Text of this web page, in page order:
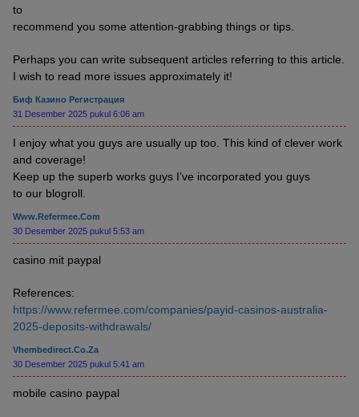
to
recommend you some attention-grabbing things or tips.
Perhaps you can write subsequent articles referring to this article.
I wish to read more issues approximately it!
Биф Казино Регистрация
31 Desember 2025 pukul 6:06 am
I enjoy what you guys are usually up too. This kind of clever work
and coverage!
Keep up the superb works guys I’ve incorporated you guys
to our blogroll.
Www.refermee.com
30 Desember 2025 pukul 5:53 am
casino mit paypal
References:
https://www.refermee.com/companies/payid-casinos-australia-
2025-deposits-withdrawals/
Vhembedirect.co.za
30 Desember 2025 pukul 5:41 am
mobile casino paypal